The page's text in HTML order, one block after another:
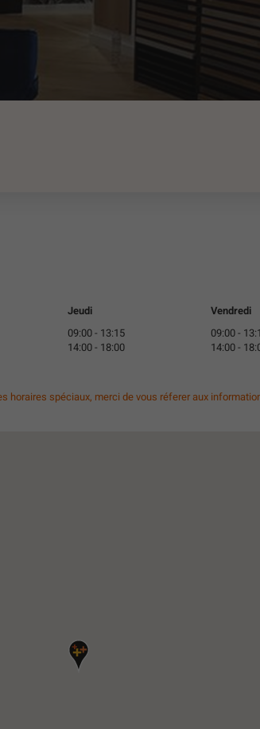
Jeudi
09:00- 13:15
14:00- 18:00
Vendredi
09:00-
14:00-
horaires spéciaux, merci de vous réferer aux